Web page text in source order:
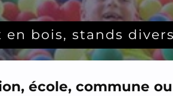
en bois, stands
école, commune